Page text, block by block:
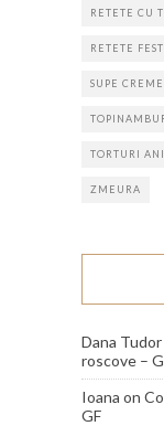
RETETE CU
RETETE
SUPE CREME
TORTURI
ZMEURA
Dana Tudor
roscove –
Ioana on
GF